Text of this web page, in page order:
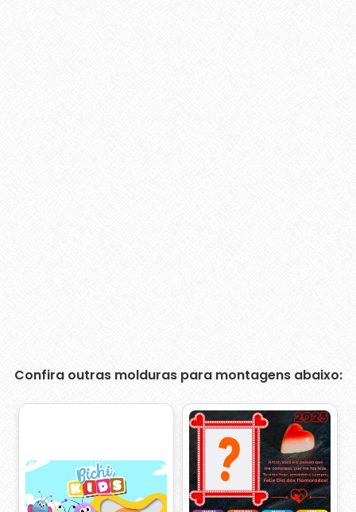
Confira outras molduras para montagens abaixo: